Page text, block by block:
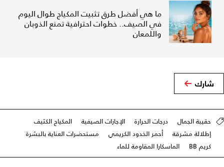
ما هي أفضل طرق تثبيت المكياج طوال اليوم
في الصيف.. خطوات احترافية تمنع الذوبان
واللمعان
شارك
حقيبة الجمال درجات الحرارة الإجازات الصيفية
المكياج الكثيف
إطلالة مشرقة
أحمر الخدود الكريمي
مستحضرات العناية بالبشرة
كريم BB
الماسكارا المقاومة للماء